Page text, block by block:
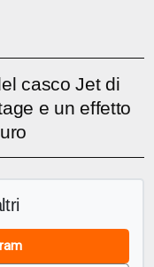
casco Jet di
e un effetto